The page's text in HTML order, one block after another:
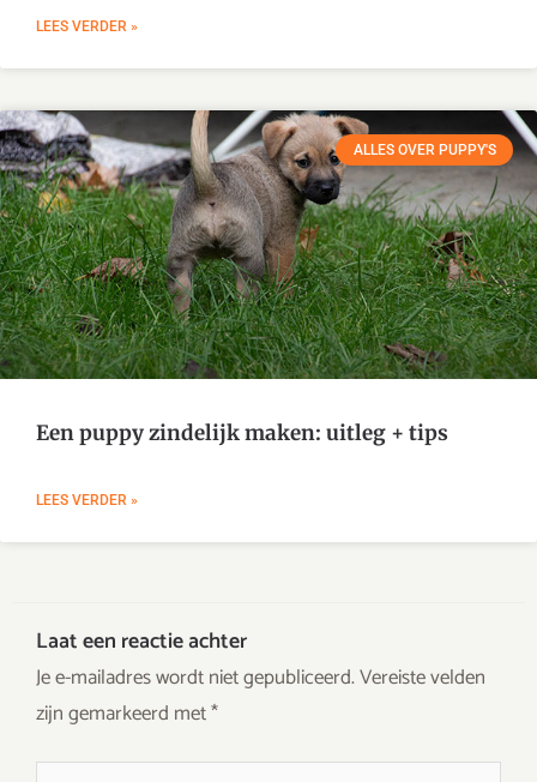
LEES VERDER »
ALLES OVER PUPPY'S
Een puppy zindelijk maken: uitleg + tips
LEES VERDER »
Laat een reactie achter
Je e-mailadres wordt niet gepubliceerd.Vereiste velden
zijn gemarkeerd met*